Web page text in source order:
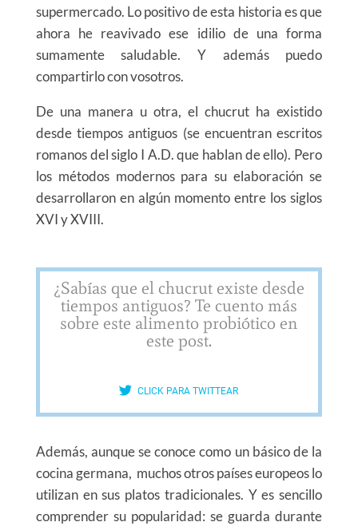
supermercado. Lo positivo de esta historia es que
ahora he reavivado ese idilio de una forma
sumamente saludable. Y además puedo
compartirlo con vosotros.
De una manera u otra, el chucrut ha existido
desde tiempos antiguos (se encuentran escritos
romanos del siglo I A.D. que hablan de ello). Pero
los métodos modernos para su elaboración se
desarrollaron en algún momento entre los siglos
XVI y XVIII.
¿Sabías que el chucrut existe desde
tiempos antiguos? Te cuento más
sobre este alimento probiótico en
este post.
CLICK PARA TWITTEAR
Además, aunque se conoce como un básico de la
cocina germana, muchos otros países europeos lo
utilizan en sus platos tradicionales. Y es sencillo
comprender su popularidad: se guarda durante